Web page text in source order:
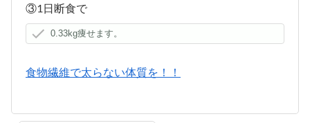
③1日断食で
食物繊維で太らない体質を！！